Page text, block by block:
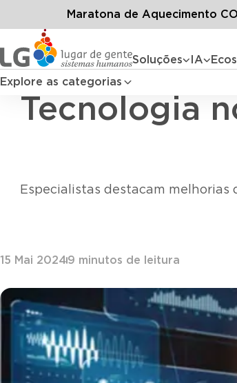
Soluções IA
Explore as categorias
Maratona de Aquecimento
Tecnologia
Especialistas destacam
15 Mai 20249 minutos de leitura